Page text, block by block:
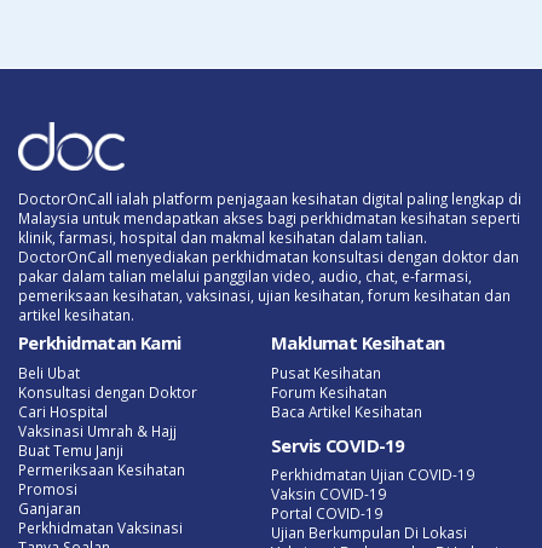
DoctorOnCall ialah platform penjagaan kesihatan digital paling lengkap di
Malaysia untuk mendapatkan akses bagi perkhidmatan kesihatan seperti
klinik, farmasi, hospital dan makmal kesihatan dalam talian.
DoctorOnCall menyediakan perkhidmatan konsultasi dengan doktor dan
pakar dalam talian melalui panggilan video, audio, chat, e-farmasi,
pemeriksaan kesihatan, vaksinasi, ujian kesihatan, forum kesihatan dan
artikel kesihatan.
Perkhidmatan Kami
Beli Ubat
Konsultasi dengan Doktor
Cari Hospital
Vaksinasi Umrah & Hajj
Buat Temu Janji
Permeriksaan Kesihatan
Promosi
Ganjaran
Perkhidmatan Vaksinasi
Maklumat Kesihatan
Pusat Kesihatan
Forum Kesihatan
Baca Artikel Kesihatan
Servis COVID-19
Perkhidmatan Ujian COVID-19
Vaksin COVID-19
Portal COVID-19
Ujian Berkumpulan Di Lokasi